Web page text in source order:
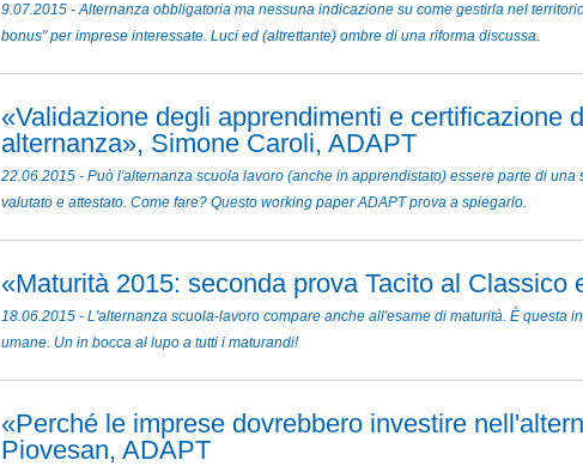
9.07.2015 - Alternanza obbligatoria ma nessuna indicazione su come gestirla nel
bonus" per imprese interessate. Luci ed (altrettante) ombre di una riforma discussa.
«Validazione degli apprendimenti e certificazione
alternanza», Simone Caroli, ADAPT
22.06.2015 - Può l'alternanza scuola lavoro (anche in apprendistato) essere parte di
valutato e attestato. Come fare? Questo working paper ADAPT prova a spiegarlo.
«Maturità 2015: seconda prova Tacito al Classico
18.06.2015 - L'alternanza scuola-lavoro compare anche all'esame di maturità. È questa
umane. Un in bocca al lupo a tutti i maturandi!
«Perché le imprese dovrebbero investire
Piovesan, ADAPT